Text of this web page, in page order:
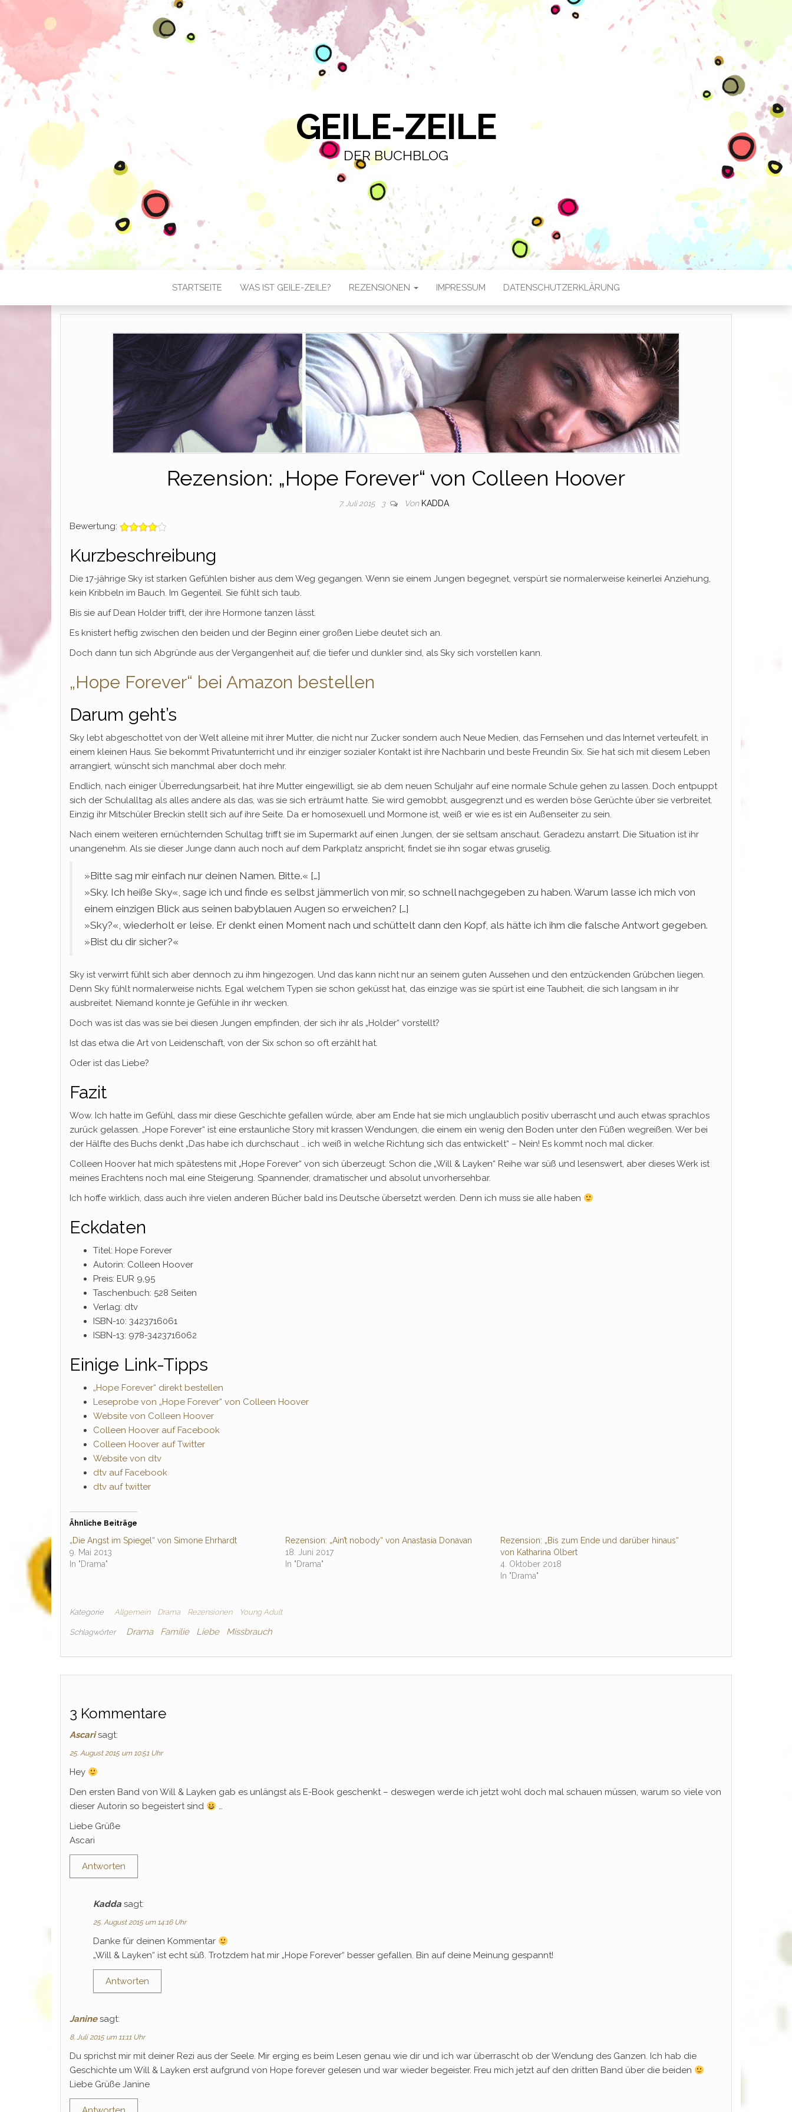
GEILE-ZEILE
DER BUCHBLOG
STARTSEITE WAS IST GEILE-ZEILE? REZENSIONEN IMPRESSUM DATENSCHUTZERKLÄRUNG
Rezension: „Hope Forever“ von Colleen Hoover
7. Juli 2015 3 Von KADDA
Bewertung:
Kurzbeschreibung
Die 17-jährige Sky ist starken Gefühlen bisher aus dem Weg gegangen. Wenn sie einem Jungen begegnet, verspürt sie normalerweise keinerlei Anziehung,
kein Kribbeln im Bauch. Im Gegenteil. Sie fühlt sich taub.
Bis sie auf Dean Holder trifft, der ihre Hormone tanzen lässt.
Es knistert heftig zwischen den beiden und der Beginn einer großen Liebe deutet sich an.
Doch dann tun sich Abgründe aus der Vergangenheit auf, die tiefer und dunkler sind, als Sky sich vorstellen kann.
„Hope Forever“ bei Amazon bestellen
Darum geht’s
Sky lebt abgeschottet von der Welt alleine mit ihrer Mutter, die nicht nur Zucker sondern auch Neue Medien, das Fernsehen und das Internet verteufelt, in
einem kleinen Haus. Sie bekommt Privatunterricht und ihr einziger sozialer Kontakt ist ihre Nachbarin und beste Freundin Six. Sie hat sich mit diesem Leben
arrangiert, wünscht sich manchmal aber doch mehr.
Endlich, nach einiger Überredungsarbeit, hat ihre Mutter eingewilligt, sie ab dem neuen Schuljahr auf eine normale Schule gehen zu lassen. Doch entpuppt
sich der Schulalltag als alles andere als das, was sie sich erträumt hatte. Sie wird gemobbt, ausgegrenzt und es werden böse Gerüchte über sie verbreitet.
Einzig ihr Mitschüler Breckin stellt sich auf ihre Seite. Da er homosexuell und Mormone ist, weiß er wie es ist ein Außenseiter zu sein.
Nach einem weiteren ernüchternden Schultag trifft sie im Supermarkt auf einen Jungen, der sie seltsam anschaut. Geradezu anstarrt. Die Situation ist ihr
unangenehm. Als sie dieser Junge dann auch noch auf dem Parkplatz anspricht, findet sie ihn sogar etwas gruselig.
»Bitte sag mir einfach nur deinen Namen. Bitte.« […]
»Sky. Ich heiße Sky«, sage ich und finde es selbst jämmerlich von mir, so schnell nachgegeben zu haben. Warum lasse ich mich von
einem einzigen Blick aus seinen babyblauen Augen so erweichen? […]
»Sky?«, wiederholt er leise. Er denkt einen Moment nach und schüttelt dann den Kopf, als hätte ich ihm die falsche Antwort gegeben.
»Bist du dir sicher?«
Sky ist verwirrt fühlt sich aber dennoch zu ihm hingezogen. Und das kann nicht nur an seinem guten Aussehen und den entzückenden Grübchen liegen.
Denn Sky fühlt normalerweise nichts. Egal welchem Typen sie schon geküsst hat, das einzige was sie spürt ist eine Taubheit, die sich langsam in ihr
ausbreitet. Niemand konnte je Gefühle in ihr wecken.
Doch was ist das was sie bei diesen Jungen empfinden, der sich ihr als „Holder“ vorstellt?
Ist das etwa die Art von Leidenschaft, von der Six schon so oft erzählt hat.
Oder ist das Liebe?
Fazit
Wow. Ich hatte im Gefühl, dass mir diese Geschichte gefallen würde, aber am Ende hat sie mich unglaublich positiv uberrascht und auch etwas sprachlos
zurück gelassen. „Hope Forever“ ist eine erstaunliche Story mit krassen Wendungen, die einem ein wenig den Boden unter den Füßen wegreißen. Wer bei
der Hälfte des Buchs denkt „Das habe ich durchschaut … ich weiß in welche Richtung sich das entwickelt“ – Nein! Es kommt noch mal dicker.
Colleen Hoover hat mich spätestens mit „Hope Forever“ von sich überzeugt. Schon die „Will & Layken“ Reihe war süß und lesenswert, aber dieses Werk ist
meines Erachtens noch mal eine Steigerung. Spannender, dramatischer und absolut unvorhersehbar.
Ich hoffe wirklich, dass auch ihre vielen anderen Bücher bald ins Deutsche übersetzt werden. Denn ich muss sie alle haben
Eckdaten
Titel: Hope Forever
Autorin: Colleen Hoover
Preis: EUR 9,95
Taschenbuch: 528 Seiten
Verlag: dtv
ISBN-10: 3423716061
ISBN-13: 978-3423716062
Einige Link-Tipps
„Hope Forever“ direkt bestellen
Leseprobe von „Hope Forever“ von Colleen Hoover
Website von Colleen Hoover
Colleen Hoover auf Facebook
Colleen Hoover auf Twitter
Website von dtv
dtv auf Facebook
dtv auf twitter
Ähnliche Beiträge
„Die Angst im Spiegel“ von Simone Ehrhardt
9. Mai 2013
In "Drama"
Rezension: „Ain’t nobody“ von Anastasia Donavan
18. Juni 2017
In "Drama"
Rezension: „Bis zum Ende und darüber hinaus“
von Katharina Olbert
4. Oktober 2018
In "Drama"
Kategorie Allgemein Drama Rezensionen Young Adult
Schlagwörter Drama Familie Liebe Missbrauch
3 Kommentare
Ascari sagt:
25. August 2015 um 10:51 Uhr
Hey
Den ersten Band von Will & Layken gab es unlängst als E-Book geschenkt – deswegen werde ich jetzt wohl doch mal schauen müssen, warum so viele von
dieser Autorin so begeistert sind
…
Liebe Grüße
Ascari
Antworten
Kadda sagt:
25. August 2015 um 14:16 Uhr
Danke für deinen Kommentar
„Will & Layken“ ist echt süß. Trotzdem hat mir „Hope Forever“ besser gefallen. Bin auf deine Meinung gespannt!
Antworten
Janine sagt:
8. Juli 2015 um 11:11 Uhr
Du sprichst mir mit deiner Rezi aus der Seele. Mir erging es beim Lesen genau wie dir und ich war überrascht ob der Wendung des Ganzen. Ich hab die
Geschichte um Will & Layken erst aufgrund von Hope forever gelesen und war wieder begeister. Freu mich jetzt auf den dritten Band über die beiden
Liebe Grüße Janine